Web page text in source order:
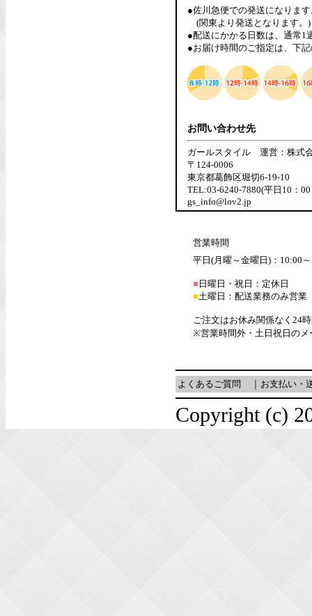
●佐川急便での発送になりま
(関東より発送となります。)
●配送にかかる日数は、通常1
●お届け時間のご指定は、下
お問い合わせ先
ガールスタイル 運営：株式
〒124-0006
東京都葛飾区堀切6-19-10
TEL:03-6240-7880(平日10：
gs_info@lov2.jp
営業時間
平日(月曜～金曜日)：10:00
■ 日曜日・祝日：定休日
■土曜日：配送業務のみ営業
ご注文はお休み関係なく24
※営業時間外・土日祝日のメ
よくあるご質問 お支払い・
Copyright (c)